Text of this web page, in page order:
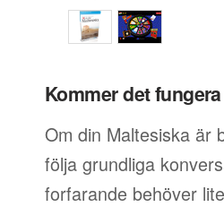
Kommer det
Om din Maltesiska är
följa grundliga
forfarande behöver